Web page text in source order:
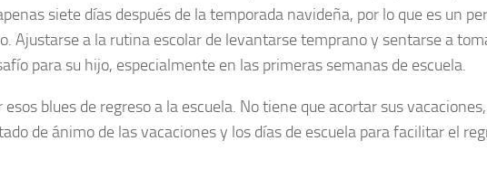
siete días después de la temporada navideña, por lo que es un
Ajustarse a la rutina escolar de levantarse temprano y sentarse a
para su hijo, especialmente en las primeras semanas de escuela.
blues de regreso a la escuela. No tiene que acortar sus
de ánimo de las vacaciones y los días de escuela para facilitar el